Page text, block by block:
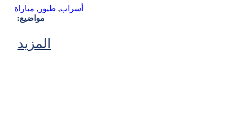
أسراب, طيور , مباراة
مواضيع:
المزيد